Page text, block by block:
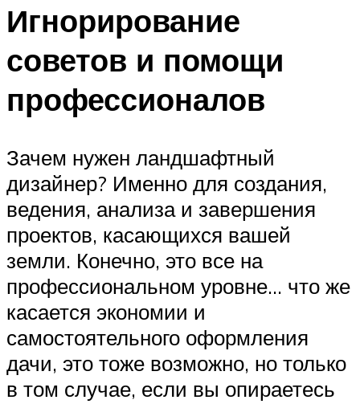
Игнорирование
советов и помощи
профессионалов
Зачем нужен ландшафтный
дизайнер? Именно для создания,
ведения, анализа и завершения
проектов, касающихся вашей
земли. Конечно, это все на
профессиональном уровне… что же
касается экономии и
самостоятельного оформления
дачи, это тоже возможно, но только
в том случае, если вы опираетесь